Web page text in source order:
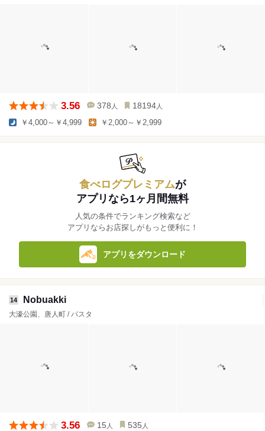
3.56 378 人 18194 人
￥4,000～￥4,999 ￥2,000～￥2,999
食べログプレミアムが
アプリなら1ヶ月間無料
人気の条件でランキング検索など
アプリならお店探しがもっと便利に！
アプリをダウンロード
14 Nobuakki
大濠公園、唐人町 / パスタ
3.56 15 人 535 人